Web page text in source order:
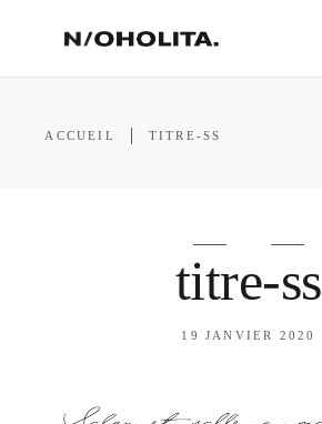
ACCUEIL TITRE-SS
titre-ss
19 JANVIER 2020